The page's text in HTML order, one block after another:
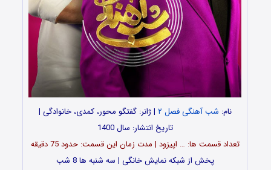
نام: شب آهنگی فصل ۲
| ژانر: گفتگو محور، کمدی، خانوادگی |
تاریخ انتشار: سال 1400
تعداد قسمت ها: … اپیزود | مدت زمان این قسمت: حدود 75 دقیقه
پخش از شبکه نمایش خانگی | سه شنبه ها 8 شب